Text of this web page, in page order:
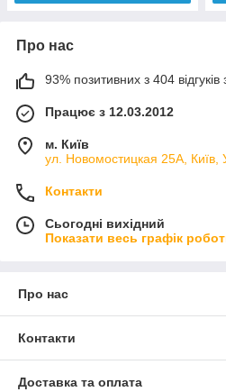
Про нас
93% позитивних з 404 відгуків
Працює з 12.03.2012
м. Київ
ул. Новомостицкая 25А, Київ,
Контакти
Сьогодні вихідний
Показати весь графік
Про нас
Контакти
Доставка та оплата